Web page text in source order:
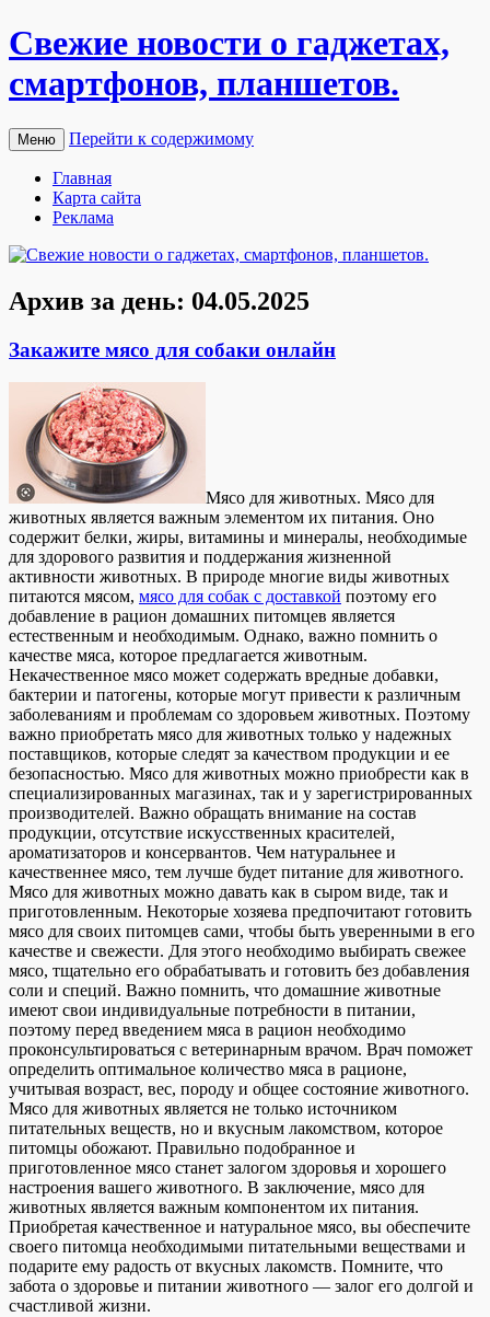
Свежие новости о гаджетах,
смартфонов, планшетов.
Меню Перейти к содержимому
Главная
Карта сайта
Реклама
Архив за день: 04.05.2025
Закажите мясо для собаки онлайн
Мясo для живoтныx. Мясo для
животных является важным элементом их питания. Оно
содержит белки, жиры, витамины и минералы, необходимые
для здорового развития и поддержания жизненной
активности животных. В природе многие виды животных
питаются мясом, мясо для собак с доставкой поэтому его
добавление в рацион домашних питомцев является
естественным и необходимым. Однако, важно помнить о
качестве мяса, которое предлагается животным.
Некачественное мясо может содержать вредные добавки,
бактерии и патогены, которые могут привести к различным
заболеваниям и проблемам со здоровьем животных. Поэтому
важно приобретать мясо для животных только у надежных
поставщиков, которые следят за качеством продукции и ее
безопасностью. Мясо для животных можно приобрести как в
специализированных магазинах, так и у зарегистрированных
производителей. Важно обращать внимание на состав
продукции, отсутствие искусственных красителей,
ароматизаторов и консервантов. Чем натуральнее и
качественнее мясо, тем лучше будет питание для животного.
Мясо для животных можно давать как в сыром виде, так и
приготовленным. Некоторые хозяева предпочитают готовить
мясо для своих питомцев сами, чтобы быть уверенными в его
качестве и свежести. Для этого необходимо выбирать свежее
мясо, тщательно его обрабатывать и готовить без добавления
соли и специй. Важно помнить, что домашние животные
имеют свои индивидуальные потребности в питании,
поэтому перед введением мяса в рацион необходимо
проконсультироваться с ветеринарным врачом. Врач поможет
определить оптимальное количество мяса в рационе,
учитывая возраст, вес, породу и общее состояние животного.
Мясо для животных является не только источником
питательных веществ, но и вкусным лакомством, которое
питомцы обожают. Правильно подобранное и
приготовленное мясо станет залогом здоровья и хорошего
настроения вашего животного. В заключение, мясо для
животных является важным компонентом их питания.
Приобретая качественное и натуральное мясо, вы обеспечите
своего питомца необходимыми питательными веществами и
подарите ему радость от вкусных лакомств. Помните, что
забота о здоровье и питании животного — залог его долгой и
счастливой жизни.